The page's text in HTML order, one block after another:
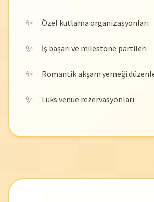
Özel kutlama organizasyonları
İş başarı ve milestone partileri
Romantik akşam yemeği
Lüks venue rezervasyonları